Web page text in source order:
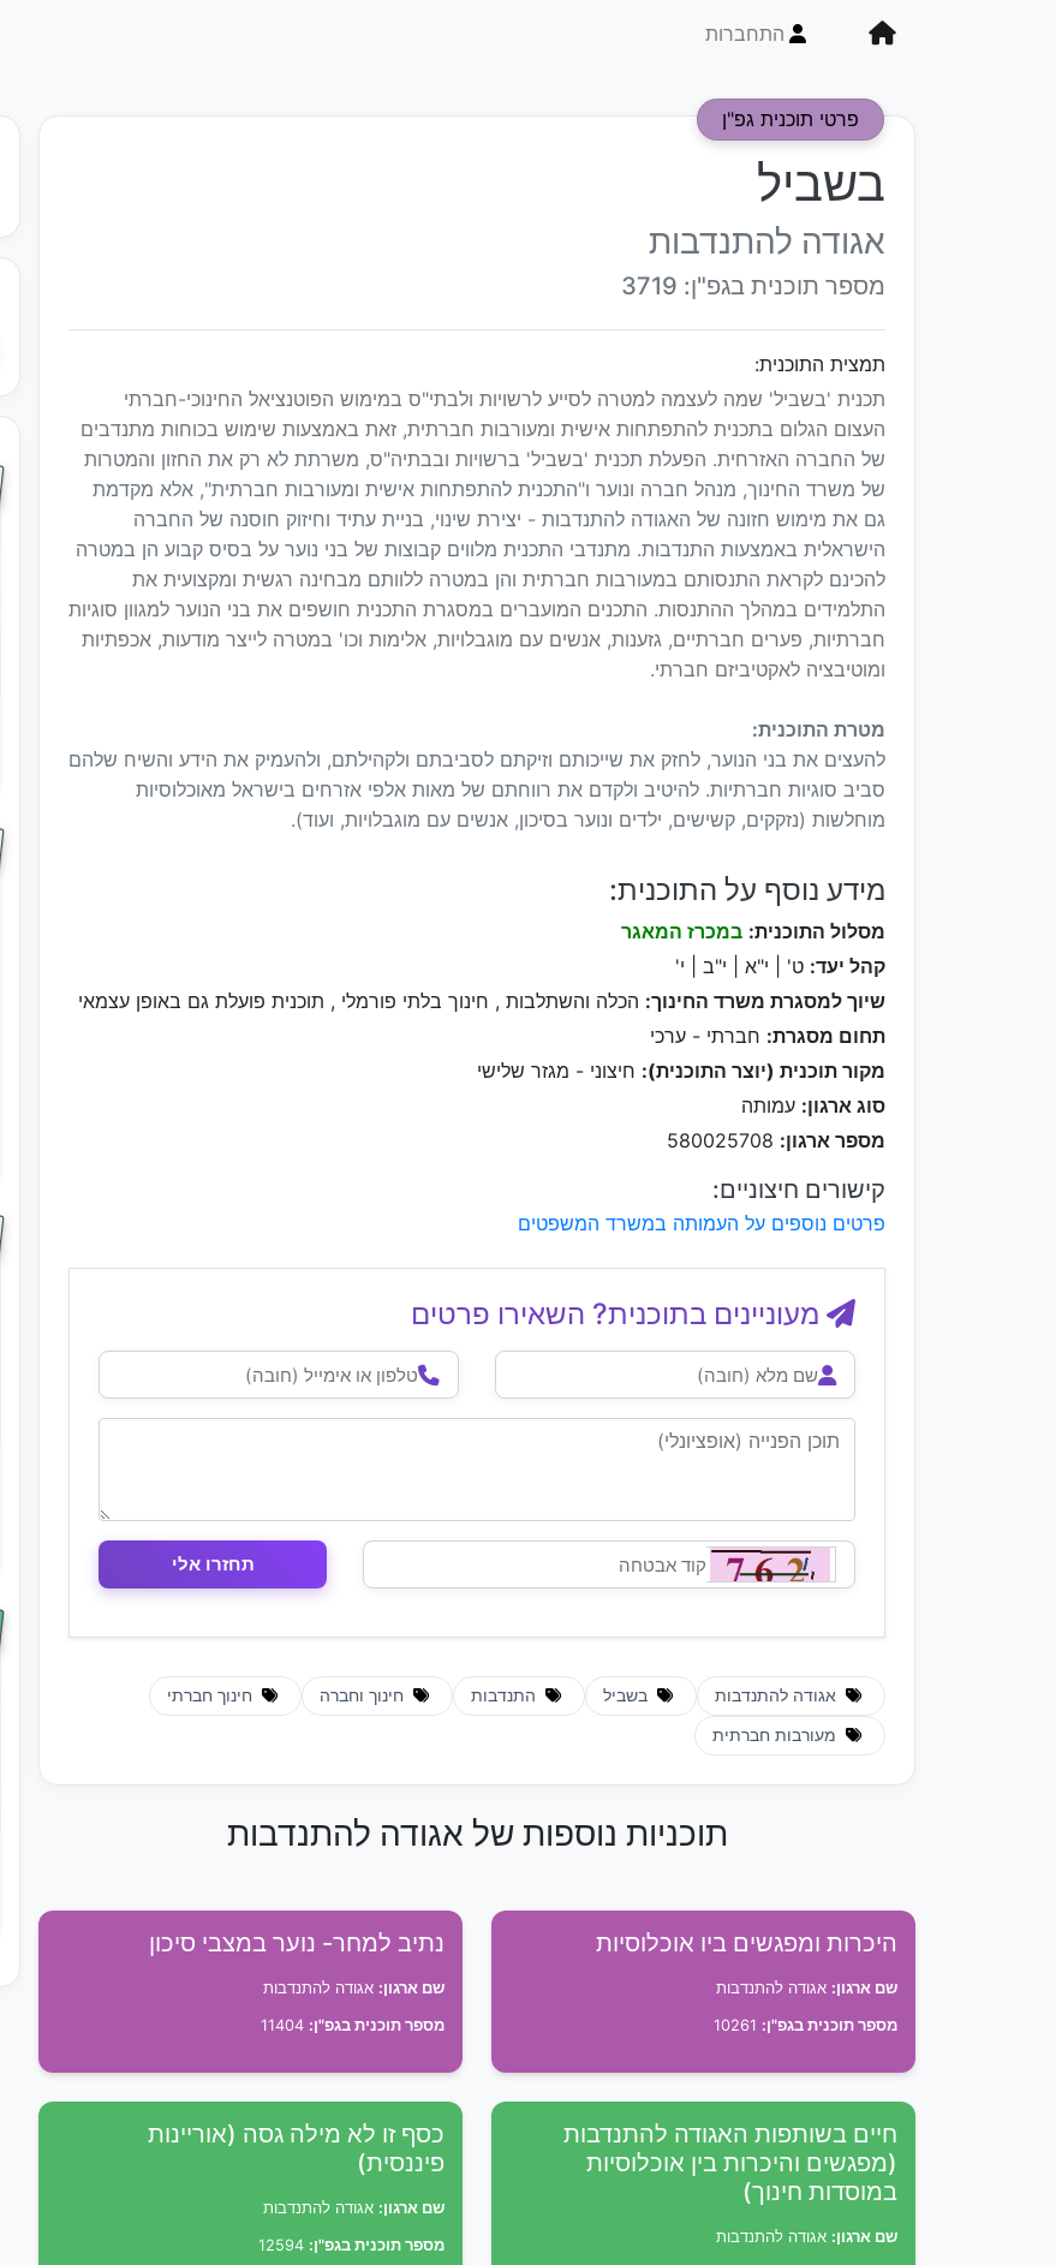
התחברות
פרטי תוכנית גפ"ן
בשביל
אגודה להתנדבות
מספר תוכנית בגפ"ן: 3719
תמצית התוכנית:
תכנית 'בשביל' שמה לעצמה למטרה לסייע לרשויות ולבתי"ס במימוש הפוטנציאל החינוכי-חברתי
העצום הגלום בתכנית להתפתחות אישית ומעורבות חברתית, זאת באמצעות שימוש בכוחות מתנדבים
של החברה האזרחית. הפעלת תכנית 'בשביל' ברשויות ובבתיה"ס, משרתת לא רק את החזון והמטרות
של משרד החינוך, מנהל חברה ונוער ו"התכנית להתפתחות אישית ומעורבות חברתית", אלא מקדמת
גם את מימוש חזונה של האגודה להתנדבות - יצירת שינוי, בניית עתיד וחיזוק חוסנה של החברה
הישראלית באמצעות התנדבות. מתנדבי התכנית מלווים קבוצות של בני נוער על בסיס קבוע הן במטרה
להכינם לקראת התנסותם במעורבות חברתית והן במטרה ללוותם מבחינה רגשית ומקצועית את
התלמידים במהלך ההתנסות. התכנים המועברים במסגרת התכנית חושפים את בני הנוער למגוון סוגיות
חברתיות, פערים חברתיים, גזענות, אנשים עם מוגבלויות, אלימות וכו' במטרה לייצר מודעות, אכפתיות
ומוטיבציה לאקטיביזם חברתי.
מטרת התוכנית:
להעצים את בני הנוער, לחזק את שייכותם וזיקתם לסביבתם ולקהילתם, ולהעמיק את הידע והשיח שלהם
סביב סוגיות חברתיות. להיטיב ולקדם את רווחתם של מאות אלפי אזרחים בישראל מאוכלוסיות
מוחלשות (נזקקים, קשישים, ילדים ונוער בסיכון, אנשים עם מוגבלויות, ועוד).
מידע נוסף על התוכנית:
מסלול התוכנית: במכרז המאגר
קהל יעד: ט' | י"א | י"ב | י'
שיוך למסגרת משרד החינוך: הכלה והשתלבות , חינוך בלתי פורמלי , תוכנית פועלת גם באופן עצמאי
תחום מסגרת: חברתי - ערכי
מקור תוכנית (יוצר התוכנית): חיצוני - מגזר שלישי
סוג ארגון: עמותה
מספר ארגון:
קישורים חיצוניים:
פרטים נוספים על העמותה במשרד המשפטים
מעוניינים בתוכנית? השאירו פרטים
אגודה להתנדבות בשביל התנדבות חינוך וחברה חינוך חברתי
מעורבות חברתית
תוכניות נוספות של אגודה להתנדבות
היכרות ומפגשים ביו אוכלוסיות
שם ארגון: אגודה להתנדבות
מספר תוכנית בגפ"ן:
נתיב למחר- נוער במצבי סיכון
שם ארגון: אגודה להתנדבות
מספר תוכנית בגפ"ן:
חיים בשותפות האגודה להתנדבות
(מפגשים והיכרות בין אוכלוסיות
במוסדות חינוך)
שם ארגון: אגודה להתנדבות
כסף זו לא מילה גסה (אוריינות
פיננסית)
שם ארגון: אגודה להתנדבות
מספר תוכנית בגפ"ן: